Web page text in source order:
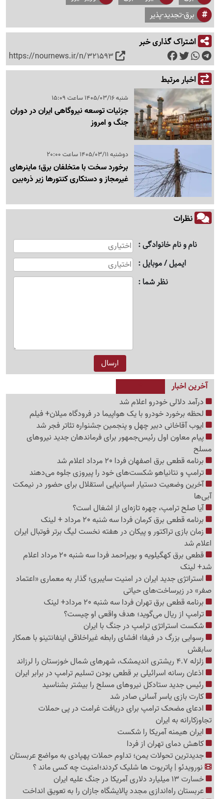
برق-تجدید-پذیر
اشتراک گذاری خبر
https://nournews.ir/n/321593
اخبار مرتبط
شنبه 1405/03/16 ساعت 15:09
جزئیات توسعه نیروگاهی ایران در دوران
جنگ و امروز
دوشنبه 1405/03/11 ساعت 20:00
برخورد سخت با متخلفان برق؛ ماینرهای
غیرمجاز و دستکاری کنتورها زیر ذره‌بین
نظرات
نام و نام خانوادگی
ایمیل / موبایل
نظر شما
آخرین اخبار
درآمد دلالی خودرو اعلام شد
لحظه برخورد خودرو با یک هواپیما در فرودگاه میلان+ فیلم
ایوب آقاخانی دبیر چهل و پنجمین جشنواره تئاتر فجر شد
پیام معاون اول رئیس‌جمهور برای فرماندهان جدید نیروهای
مسلح
برنامه قطعی برق اصفهان فردا 20 مرداد اعلام شد
ترامپ و نتانیاهو شکست‌های خود را پیروزی جلوه می‌دهند
آخرین وضعیت دستیار اسپانیایی استقلال برای حضور در نیمکت
آبی‌ها
آیا صلح ترامپ، چهره تازه‌ای از اشغال است؟
برنامه قطعی برق کرمان فردا سه شنبه 20 مرداد + لینک
زمان بازی تراکتور و پیکان در هفته نخست لیگ برتر فوتبال ایران
اعلام شد
قطعی برق کهگیلویه و بویراحمد فردا سه شنبه 20 مرداد اعلام
شد+ لینک
استراتژی جدید ایران در امنیت سایبری؛ گذار به معماری «اعتماد
صفر» در زیرساخت‌های حیاتی
برنامه قطعی برق تهران فردا سه شنبه 20 مرداد+ لینک
ترامپ از ریال می‌گوید؛ هدف واقعی او چیست؟
شکست استراتژی ترامپ در جنگ با ایران
رسوایی بزرگ در فیفا؛ افشای رابطه غیراخلاقی اینفانتینو با همکار
سابقش
زلزله 4.7 ریشتری اندیمشک، شهرهای شمال خوزستان را لرزاند
اذعان رسانه اسرائیلی بر قطعی بودن تسلیم ترامپ در برابر ایران
رئیس جدید ستادکل نیروهای مسلح را بیشتر بشناسید
کارت بازی یاسر آسانی صادر شد
ادعای مضحک ترامپ برای دریافت غرامت در پی حملات
تجاوزکارانه به ایران
ایران هیمنه آمریکا را شکست
کاهش دمای تهران از فردا
جدیدترین تحولات یمن؛ تداوم حملات پهپادی به مواضع عربستان
نورویدئو | پاتریوت ها شلیک کردند؛امنیت چه کسی ماند ؟
خسارت 13 میلیارد دلاری آمریکا در جنگ علیه ایران
عربستان راه‌اندازی مجدد پالایشگاه جازان را به تعویق انداخت